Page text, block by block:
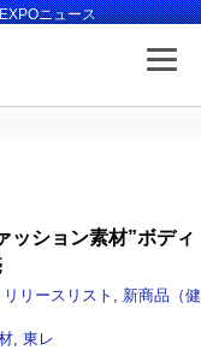
ニュース
ッション素材”ボディ
リリースリスト
新商品（健
東レ